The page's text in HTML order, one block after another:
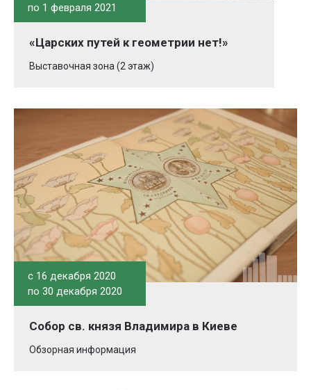
по 1 февраля 2021
«Царских путей к геометрии нет!»
Выставочная зона (2 этаж)
c 16 декабря 2020
по 30 декабря 2020
Собор св. князя Владимира в Киеве
Обзорная информация